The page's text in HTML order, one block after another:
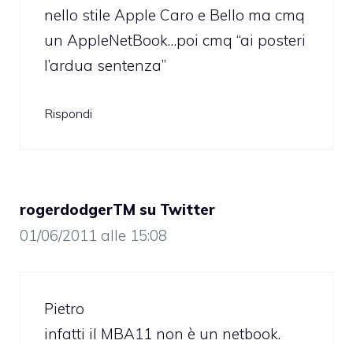
nello stile Apple Caro e Bello ma cmq
un AppleNetBook…poi cmq “ai posteri
l’ardua sentenza”
Rispondi
rogerdodgerTM su Twitter
01/06/2011 alle 15:08
Pietro
infatti il MBA11 non è un netbook.